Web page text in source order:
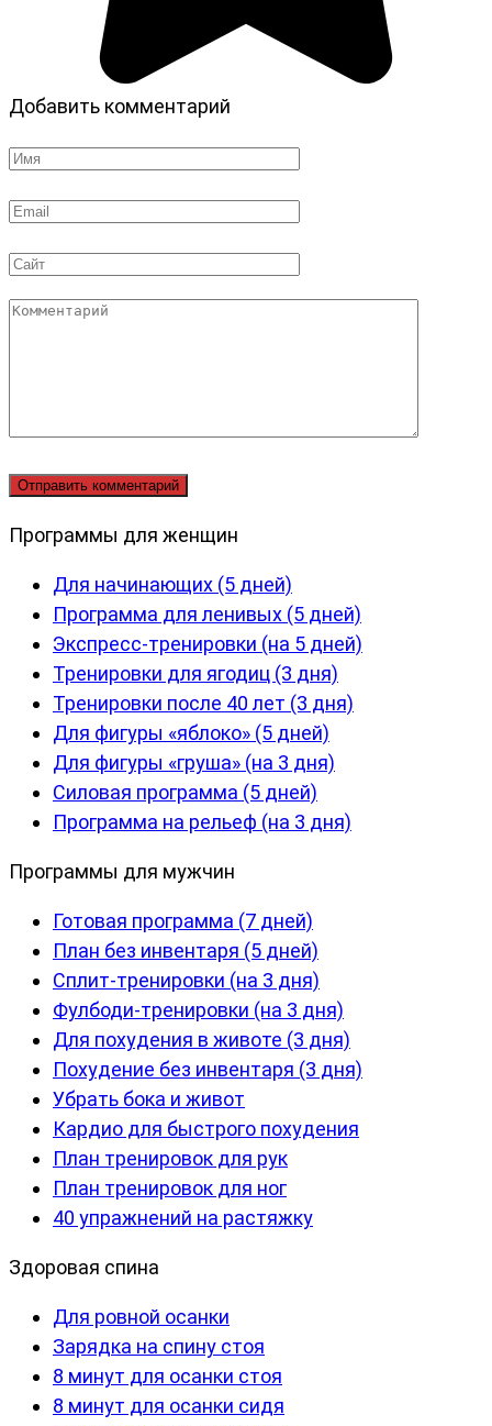
Добавить комментарий
Имя
Email
Сайт
Комментарий
Программы для женщин
Для начинающих (5 дней)
Программа для ленивых (5 дней)
Экспресс-тренировки (на 5 дней)
Тренировки для ягодиц (3 дня)
Тренировки после 40 лет (3 дня)
Для фигуры «яблоко» (5 дней)
Для фигуры «груша» (на 3 дня)
Силовая программа (5 дней)
Программа на рельеф (на 3 дня)
Программы для мужчин
Готовая программа (7 дней)
План без инвентаря (5 дней)
Сплит-тренировки (на 3 дня)
Фулбоди-тренировки (на 3 дня)
Для похудения в животе (3 дня)
Похудение без инвентаря (3 дня)
Убрать бока и живот
Кардио для быстрого похудения
План тренировок для рук
План тренировок для ног
40 упражнений на растяжку
Здоровая спина
Для ровной осанки
Зарядка на спину стоя
8 минут для осанки стоя
8 минут для осанки сидя